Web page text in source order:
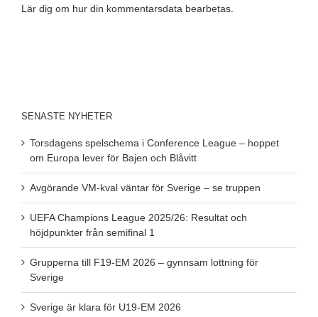
Lär dig om hur din kommentarsdata bearbetas
SENASTE NYHETER
Torsdagens spelschema i Conference League – hoppet
om Europa lever för Bajen och Blåvitt
Avgörande VM-kval väntar för Sverige – se truppen
UEFA Champions League 2025/26: Resultat och
höjdpunkter från semifinal 1
Grupperna till F19-EM 2026 – gynnsam lottning för
Sverige
Sverige är klara för U19-EM 2026